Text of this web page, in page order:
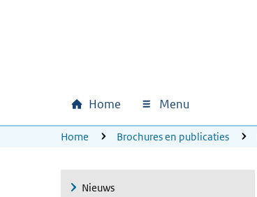
Hoofdnavigatie
Home Menu
U bevindt zich hier:
Home Brochures en publicaties
Nieuws